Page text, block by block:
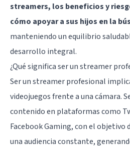
streamers, los beneficios y
cómo apoyar a sus hijos en la
manteniendo un equilibrio
desarrollo integral.
¿Qué significa ser un streamer
Ser un streamer profesional
videojuegos frente a una cámara.
contenido en plataformas como
Facebook Gaming, con el
una audiencia constante,